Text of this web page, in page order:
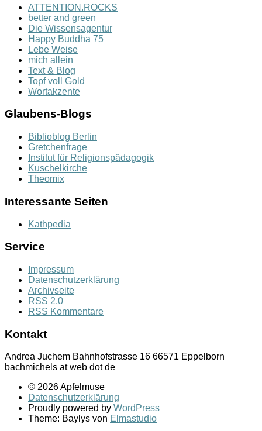
ATTENTION.ROCKS
better and green
Die Wissensagentur
Happy Buddha 75
Lebe Weise
mich allein
Text & Blog
Topf voll Gold
Wortakzente
Glaubens-Blogs
Biblioblog Berlin
Gretchenfrage
Institut für Religionspädagogik
Kuschelkirche
Theomix
Interessante Seiten
Kathpedia
Service
Impressum
Datenschutzerklärung
Archivseite
RSS 2.0
RSS Kommentare
Kontakt
Andrea Juchem Bahnhofstrasse 16 66571 Eppelborn
bachmichels at web dot de
© 2026 Apfelmuse
Datenschutzerklärung
Proudly powered by WordPress
Theme: Baylys von Elmastudio